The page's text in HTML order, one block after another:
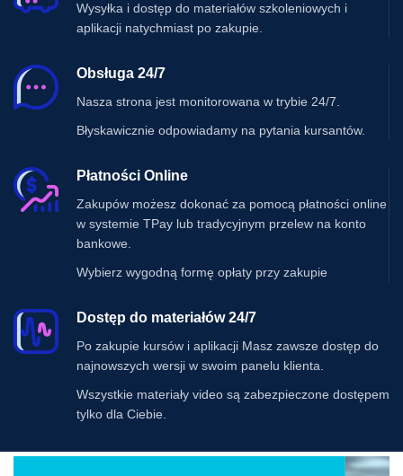
Wysyłka i dostęp do materiałów szkoleniowych i
aplikacji natychmiast po zakupie.
Obsługa 24/7
Nasza strona jest monitorowana w trybie 24/7.
Błyskawicznie odpowiadamy na pytania kursantów.
Płatności Online
Zakupów możesz dokonać za pomocą płatności online
w systemie TPay lub tradycyjnym przelew na konto
bankowe.
Wybierz wygodną formę opłaty przy zakupie
Dostęp do materiałów 24/7
Po zakupie kursów i aplikacji Masz zawsze dostęp do
najnowszych wersji w swoim panelu klienta.
Wszystkie materiały video są zabezpieczone dostępem
tylko dla Ciebie.